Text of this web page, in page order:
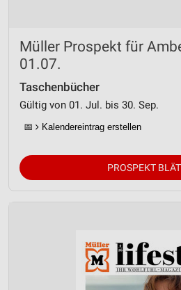
Müller Prospekt für
01.07.
Taschenbücher
Gültig von 01. Jul. bis 30. Sep.
📅 Kalendereintrag erstellen
PROSPEKT